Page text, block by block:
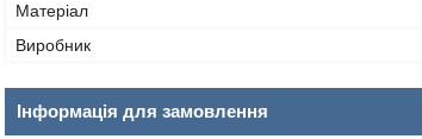
Матеріал
Виробник
Інформація для замовлення